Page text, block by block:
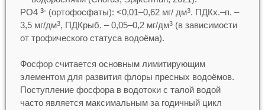
PO4 3-(ортофосфаты): <0,01–0,62 мг/ дм3. ПДКх.–п. –
3,5 мг/дм3, ПДКрыб. – 0,05–0,2 мг/дм3(в зависимости
от трофического статуса водоёма).
Фосфор считается основным лимитирующим
элементом для развития флоры пресных водоёмов.
Поступление фосфора в водотоки с талой водой
часто является максимальным за годичный цикл